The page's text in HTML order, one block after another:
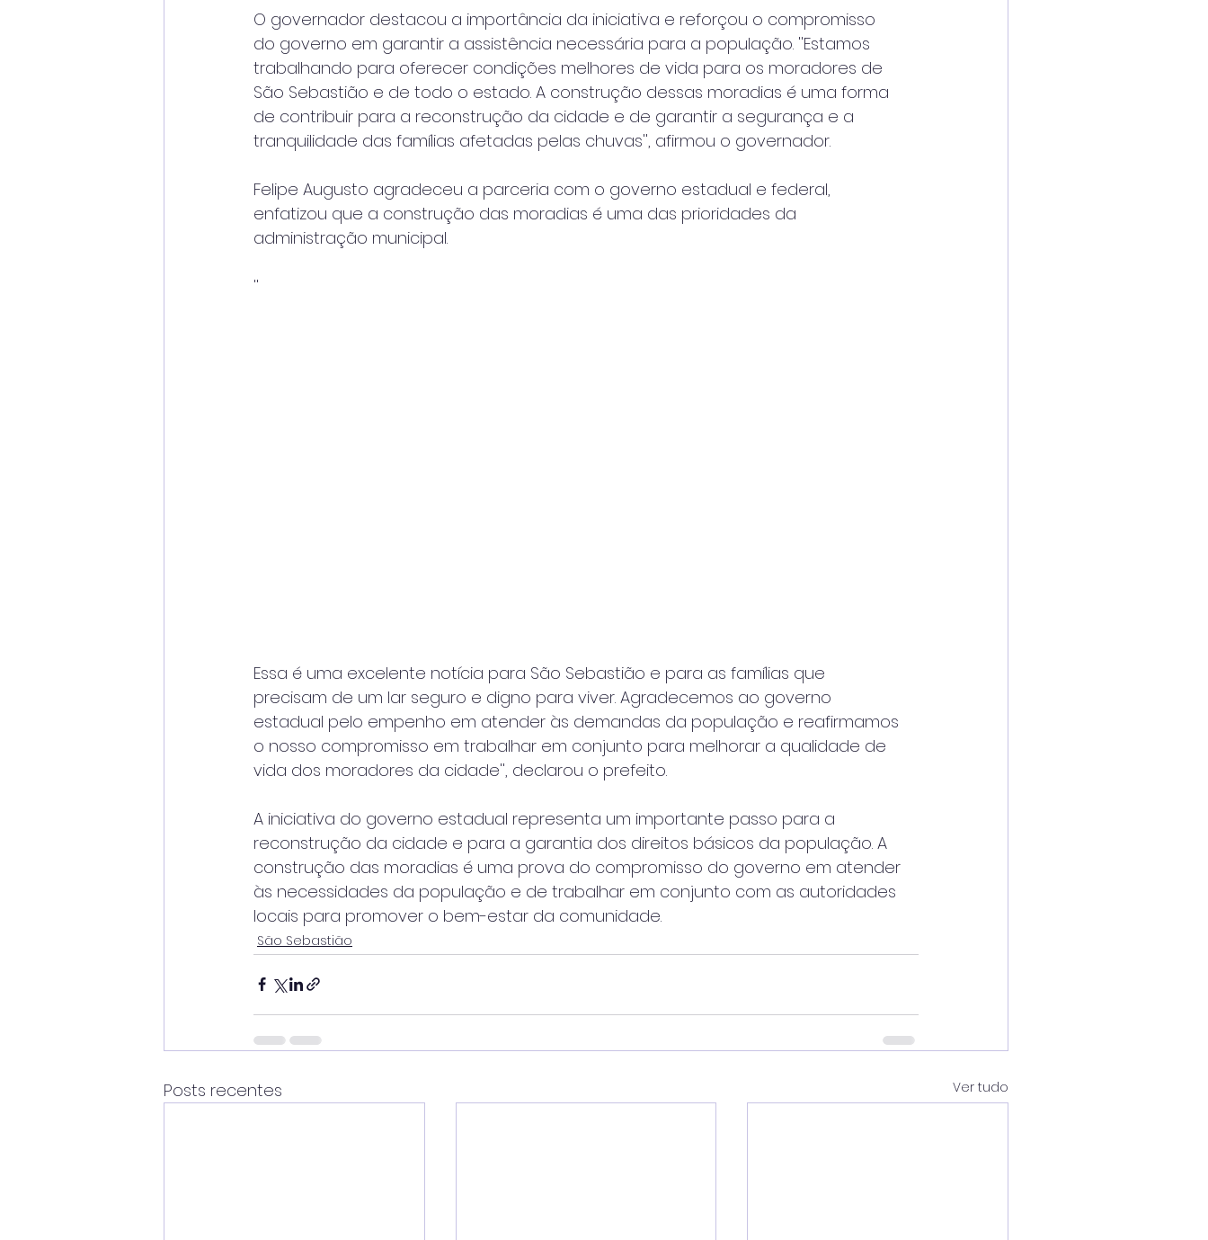
O governador destacou a importância da iniciativa e reforçou o compromisso
do governo em garantir a assistência necessária para a população. ''Estamos
trabalhando para oferecer condições melhores de vida para os moradores de
São Sebastião e de todo o estado. A construção dessas moradias é uma forma
de contribuir para a reconstrução da cidade e de garantir a segurança e a
tranquilidade das famílias afetadas pelas chuvas'', afirmou o governador.
Felipe Augusto agradeceu a parceria com o governo estadual e federal,
enfatizou que a construção das moradias é uma das prioridades da
administração municipal.
''
Essa é uma excelente notícia para São Sebastião e para as famílias que
precisam de um lar seguro e digno para viver. Agradecemos ao governo
estadual pelo empenho em atender às demandas da população e reafirmamos
o nosso compromisso em trabalhar em conjunto para melhorar a qualidade de
vida dos moradores da cidade'', declarou o prefeito.
A iniciativa do governo estadual representa um importante passo para a
reconstrução da cidade e para a garantia dos direitos básicos da população. A
construção das moradias é uma prova do compromisso do governo em atender
às necessidades da população e de trabalhar em conjunto com as autoridades
locais para promover o bem-estar da comunidade.
São Sebastião
Posts recentes Ver tudo